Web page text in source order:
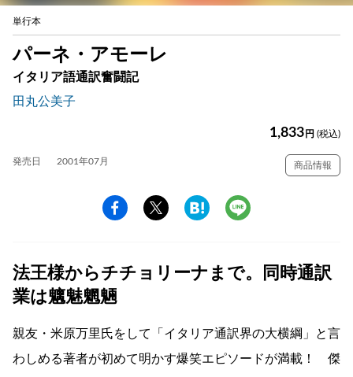
単行本
パーネ・アモーレ
イタリア語通訳奮闘記
田丸公美子
1,833 円 (税込)
発売日 2001年07月 商品情報
法王様からチチョリーナまで。同時通訳
業は魑魅魍魎
親友・米原万里氏をして「イタリア通訳界の大横綱」と言
わしめる著者が初めて明かす爆笑エピソードが満載！ 傑